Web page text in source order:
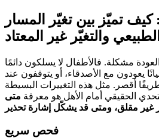
كيف تميّز بين تغيّر المسار
الطبيعي والتغيّر غير المعتاد
مشكلة. فالأطفال لا يسلكون دائمًا
يعودون مع الأصدقاء، أو يتوقفون عند
أقصر. مثل هذه التغييرات البسيطة
الحقيقي أمام الأهل هو معرفة متى
فحص سريع